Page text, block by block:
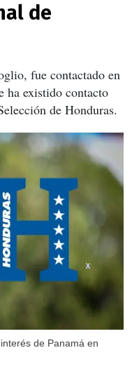
de
fue contactado en
ha existido contacto
de Honduras.
de Panamá en
X